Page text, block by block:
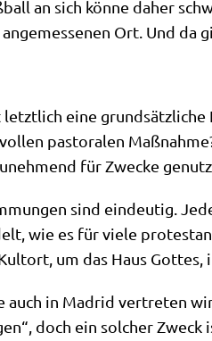
an sich kön­ne daher
Ort. Und da
eine grund­sätz­li­che
pasto­ra­len
für Zwecke
sind ein­deu­tig.
wie es für vie­le
um das Haus
auch in Madrid ver­tre­ten
doch ein sol­cher